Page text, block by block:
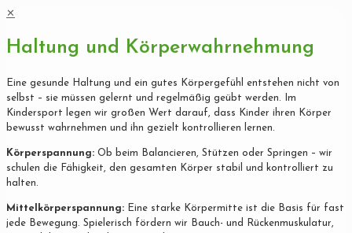
✕
Haltung und Körperwahrnehmung
Eine gesunde Haltung und ein gutes Körpergefühl entstehen nicht von
selbst – sie müssen gelernt und regelmäßig geübt werden. Im
Kindersport legen wir großen Wert darauf, dass Kinder ihren Körper
bewusst wahrnehmen und ihn gezielt kontrollieren lernen.
Körperspannung: Ob beim Balancieren, Stützen oder Springen – wir
schulen die Fähigkeit, den gesamten Körper stabil und kontrolliert zu
halten.
Mittelkörperspannung: Eine starke Körpermitte ist die Basis für fast
jede Bewegung. Spielerisch fördern wir Bauch- und Rückenmuskulatur,